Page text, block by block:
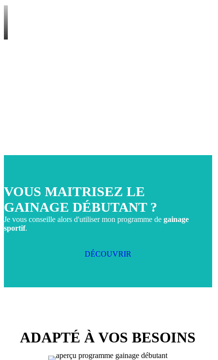
VOUS MAITRISEZ LE
GAINAGE DÉBUTANT ?
Je vous conseille alors d'utiliser mon programme de gainage
sportif.
DÉCOUVRIR
ADAPTÉ À VOS BESOINS